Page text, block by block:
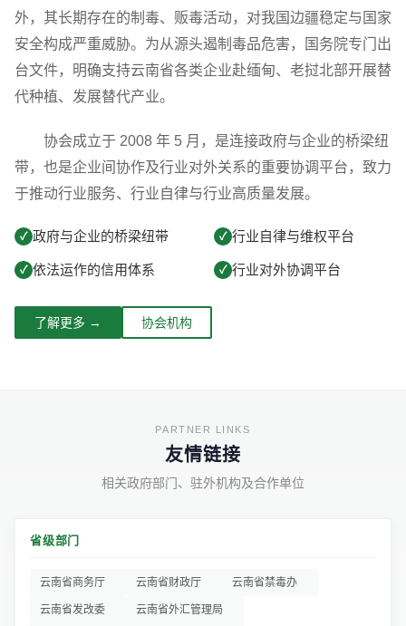
外，其长期存在的制毒、贩毒活动，对我国边疆稳定与国家
安全构成严重威胁。为从源头遏制毒品危害，国务院专门出
台文件，明确支持云南省各类企业赴缅甸、老挝北部开展替
代种植、发展替代产业。
协会成立于 2008 年 5 月，是连接政府与企业的桥梁纽
带，也是企业间协作及行业对外关系的重要协调平台，致力
于推动行业服务、行业自律与行业高质量发展。
✓ 政府与企业的桥梁纽带 ✓ 行业自律与维权平台
✓ 依法运作的信用体系 ✓ 行业对外协调平台
了解更多 → 协会机构
友情链接
相关政府部门、驻外机构及合作单位
省级部门
云南省商务厅 云南省财政厅 云南省禁毒办
云南省发改委 云南省外汇管理局